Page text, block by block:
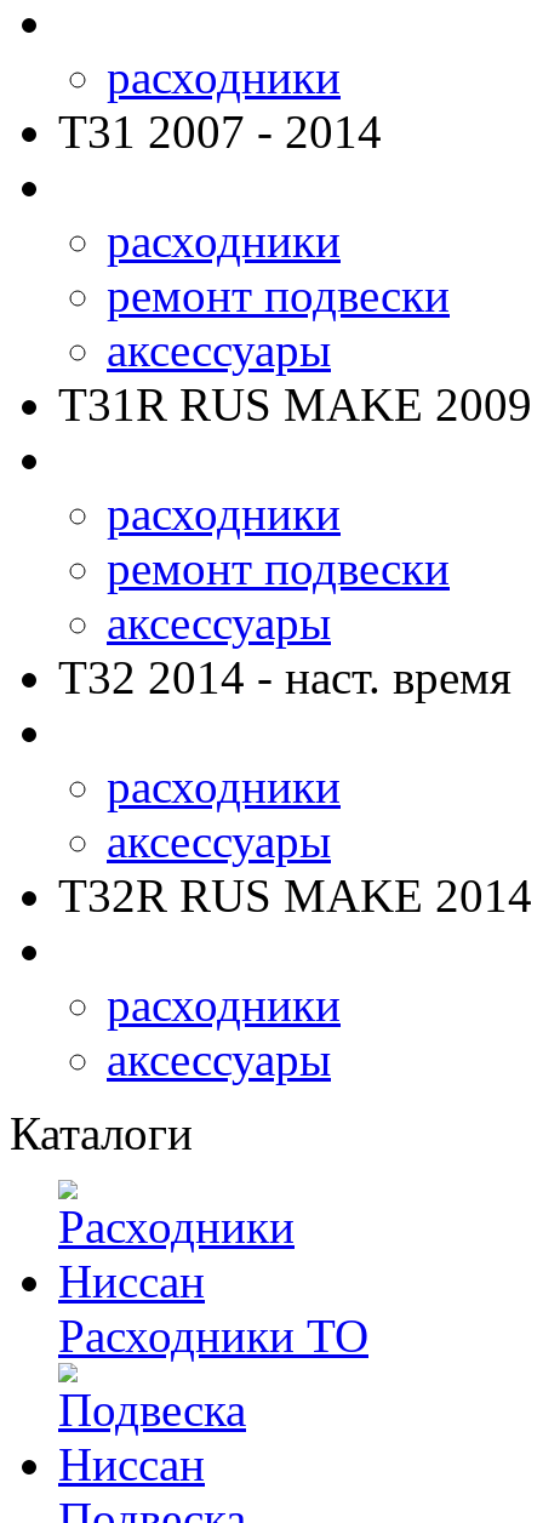
расходники
T31 2007 - 2014
расходники
ремонт подвески
аксессуары
T31R RUS MAKE 2009
расходники
ремонт подвески
аксессуары
T32 2014 - наст. время
расходники
аксессуары
T32R RUS MAKE 2014
расходники
аксессуары
Каталоги
Расходники ТО